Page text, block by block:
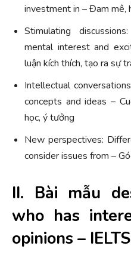
investment in – Đam mê,
Stimulating
mental interest and
luận kích thích, tạo ra sự
Intellectual
concepts and ideas –
học, ý tưởng
New perspectives:
consider issues from –
II. Bài mẫu
who has
opinions –